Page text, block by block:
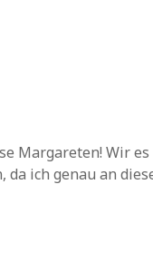
Margareten! Wir es
da ich genau an